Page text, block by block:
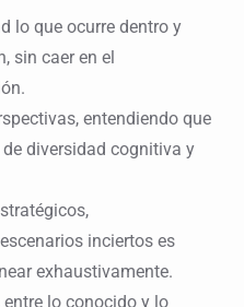
lo que ocurre dentro y
sin caer en el
entendiendo que
diversidad cognitiva y
inciertos es
exhaustivamente.
lo conocido y lo